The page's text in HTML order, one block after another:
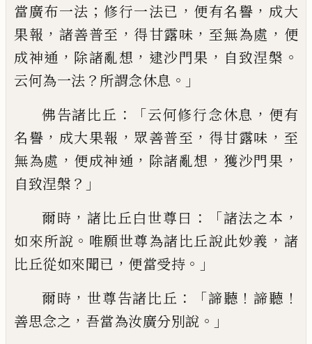
當廣布一法 ； 修行一法已 ， 便有名譽 ， 成大
果報 ， 諸善普至 ， 得甘露味 ， 至無為處 ， 便
成神通 ， 除諸亂想 ， 逮沙門果 ， 自致涅槃 。
云何為一法 ？ 所謂念休息 。」
佛告諸比丘 ：「云何修行念休息 ， 便有
名譽 ， 成大果報 ， 眾善普至 ， 得甘露味 ， 至
無為處 ， 便成神通 ， 除諸亂想 ， 獲沙門果 ，
自致涅槃 ？」
爾時 ，諸比丘白世尊曰 ： 「諸法之本 ，
如來所說 。 唯願世尊為諸比丘說此妙義 ， 諸
比丘從如來聞已 ， 便當受持 。」
爾時 ， 世尊告諸比丘 ：「諦聽 ！諦聽 ！
善思念之 ， 吾當為汝廣分別說 。」